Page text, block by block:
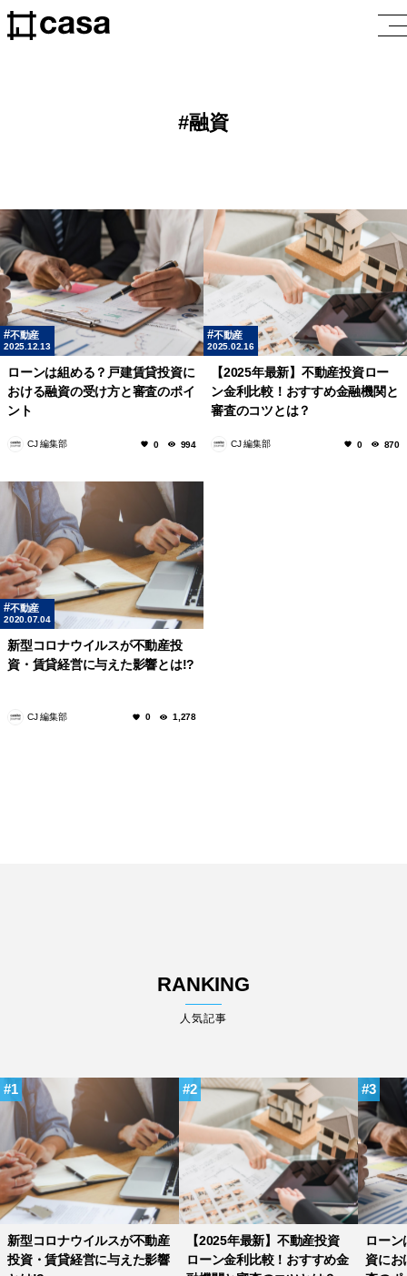
融資
不動産
2025.12.13
ローンは組める？戸建賃貸投資に
おける融資の受け方と審査のポイ
ント
CJ 編集部 0 994
不動産
2025.02.16
【2025年最新】不動産投資ロー
ン金利比較！おすすめ金融機関と
審査のコツとは？
CJ 編集部 0 870
不動産
2020.07.04
新型コロナウイルスが不動産投
資・賃貸経営に与えた影響とは!?
CJ 編集部 0 1,278
RANKING
人気記事
1
新型コロナウイルスが不動産
投資・賃貸経営に与えた影響
2
【2025年最新】不動産投資
ローン金利比較！おすすめ金
3
ロー
資にお